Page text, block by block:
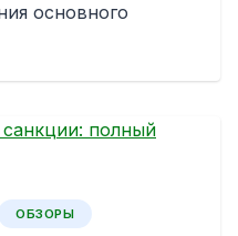
основного
ОБЗОРЫ